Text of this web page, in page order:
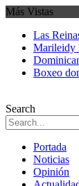
Más Vistas
Las
Marileidy
Boxeo
Search
Portada
Noticias
Opinión